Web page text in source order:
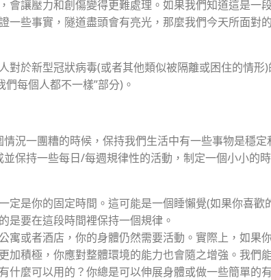
會讓壓力和創傷變得更難處理。如果我們知道這是一
一些事實，隧道盡頭會有亮光，那麼我們今天所面對
對於新型冠狀病毒(或者其他類似被隔離或困住的情形
們每個人都不一樣”部分)。
情況一團糟的時候，保持我們生活中有一些事物是穩定
保持一些每日/每週規律性的活動，制定一個小小的
定是你的固定時間。這可能是一個睡懶覺(如果你喜歡
是要在這段時間裡保持一個規律。
寓或者酒店，你的身體仍然需要活動。實際上，如果
加積極，你應對整體環境的能力也會隨之增強。我們
什麼可以用的？你總是可以伸展身體或做一些簡單的